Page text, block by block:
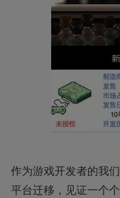
作为游戏开发者的我
平台迁移，见证一个